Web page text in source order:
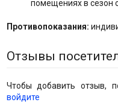
помещениях в сезон
Противопоказания:
Отзывы
Чтобы добавить отзыв,
войдите